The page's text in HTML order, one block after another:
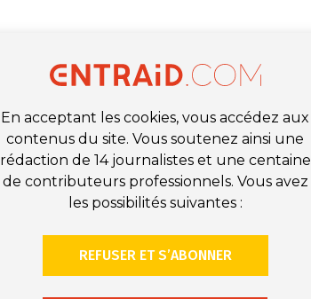
En acceptant les cookies, vous accédez aux
contenus du site. Vous soutenez ainsi une
rédaction de 14 journalistes et une centaine
de contributeurs professionnels. Vous avez
les possibilités suivantes :
REFUSER ET S’ABONNER